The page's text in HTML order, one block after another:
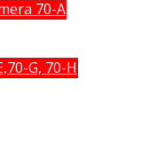
70-A
G, 70-H